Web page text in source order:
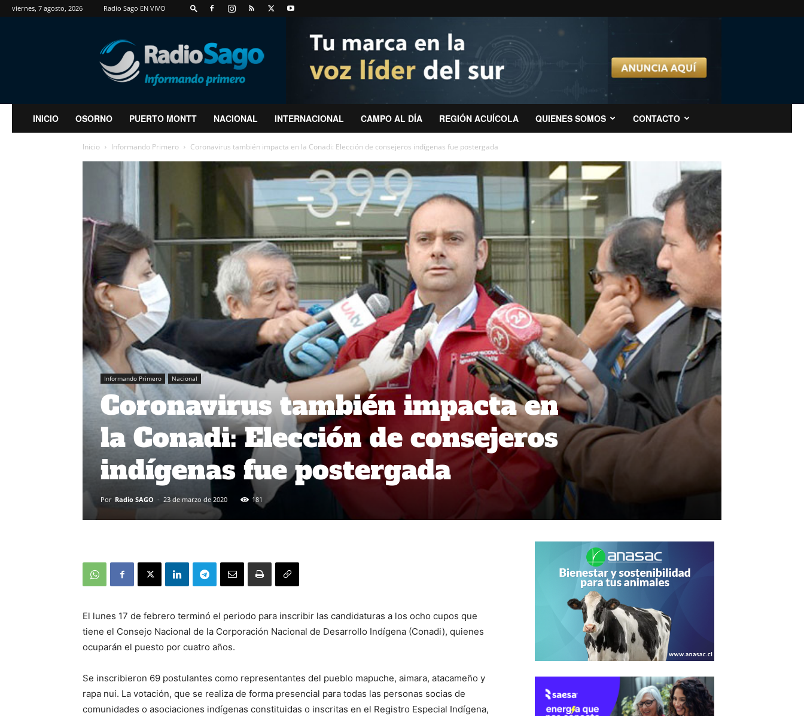
viernes, 7 agosto, 2026 Radio Sago EN VIVO
RadioSago
INICIO OSORNO PUERTO MONTT NACIONAL INTERNACIONAL CAMPO AL DÍA REGIÓN ACUÍCOLA QUIENES SOMOS CONTACTO
Inicio Informando Primero Coronavirus también impacta en la Conadi: Elección de consejeros indígenas fue postergada
Informando Primero Nacional
Coronavirus también impacta en
la Conadi: Elección de consejeros
indígenas fue postergada
Por Radio SAGO - 23 de marzo de 2020 181
El lunes 17 de febrero terminó el periodo para inscribir las candidaturas a los ocho cupos que
tiene el Consejo Nacional de la Corporación Nacional de Desarrollo Indígena (Conadi), quienes
ocuparán el puesto por cuatro años.
Se inscribieron 69 postulantes como representantes del pueblo mapuche, aimara, atacameño y
rapa nui. La votación, que se realiza de forma presencial para todas las personas socias de
comunidades o asociaciones indígenas constituidas o inscritas en el Registro Especial Indígena,